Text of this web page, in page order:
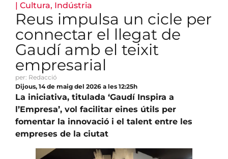
| Cultura, Indústria
Reus impulsa un cicle per
connectar el llegat de
Gaudí amb el teixit
empresarial
per: Redacció
Dijous, 14 de maig del 2026 a les 12:25h
La iniciativa, titulada ‘Gaudí Inspira a
l’Empresa’, vol facilitar eines útils per
fomentar la innovació i el talent entre les
empreses de la ciutat